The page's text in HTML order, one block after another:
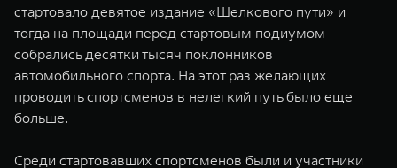
стартовало девятое издание «Шелкового пути» и
тогда на площади перед стартовым подиумом
собрались десятки тысяч поклонников
автомобильного спорта. На этот раз желающих
проводить спортсменов в нелегкий путь было еще
больше.
Среди стартовавших спортсменов были и участники